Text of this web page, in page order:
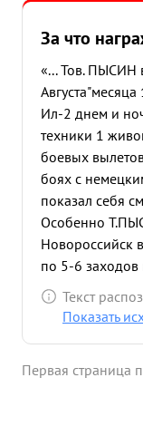
За что
«... Тов. ПЫСИН
Ил-2 днем и
техники 1
боевых
боях с
показал себя
Особенно
Новороссийск
по 5-6
упор
тов. пысин
.пысин
Текст
Показать
Первая страница